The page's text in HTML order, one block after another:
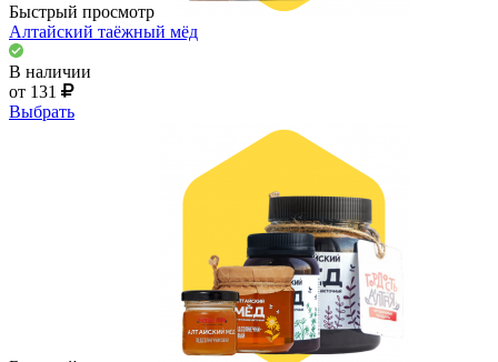
Быстрый просмотр
Алтайский таёжный мёд
В наличии
от 131
Выбрать